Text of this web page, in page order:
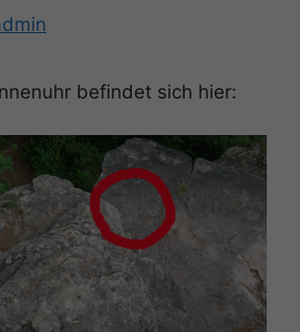
befindet sich hier: